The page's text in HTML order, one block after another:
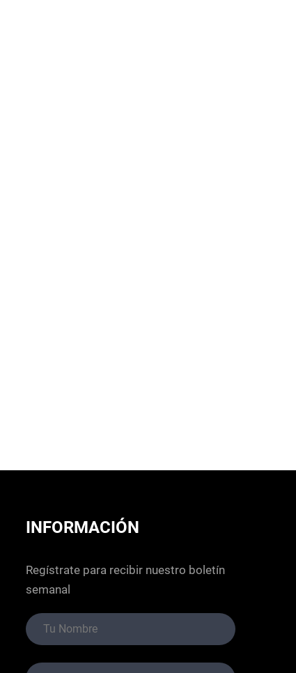
INFORMACIÓN
Regístrate para recibir nuestro boletín
semanal